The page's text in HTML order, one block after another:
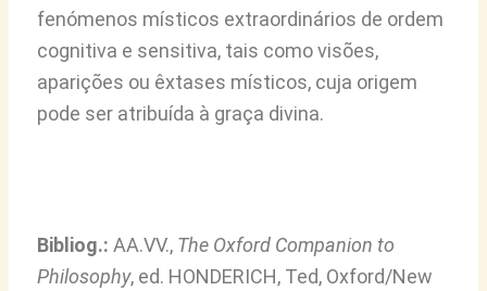
fenómenos místicos extraordinários de ordem
cognitiva e sensitiva, tais como visões,
aparições ou êxtases místicos, cuja origem
pode ser atribuída à graça divina.
Bibliog.: AA.VV., The Oxford Companion to
Philosophy, ed. HONDERICH, Ted, Oxford/New